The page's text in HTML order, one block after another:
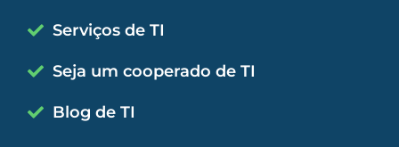
Serviços de TI
Seja um cooperado de TI
Blog de TI